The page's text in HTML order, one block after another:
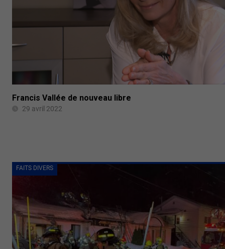
Francis Vallée de nouveau libre
29 avril 2022
FAITS DIVERS